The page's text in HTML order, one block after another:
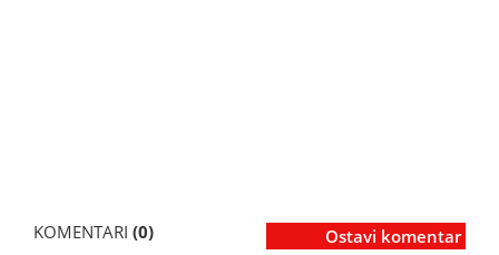
KOMENTARI (0) Ostavi komentar